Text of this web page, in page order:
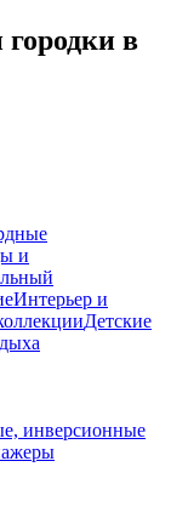
в
и
Интерьер и
Детские
инверсионные